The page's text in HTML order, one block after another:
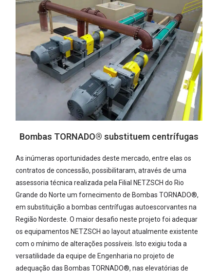
Bombas TORNADO® substituem centrífugas
As inúmeras oportunidades deste mercado, entre elas os
contratos de concessão, possibilitaram, através de uma
assessoria técnica realizada pela Filial NETZSCH do Rio
Grande do Norte um fornecimento de Bombas TORNADO®,
em substituição a bombas centrífugas autoescorvantes na
Região Nordeste. O maior desafio neste projeto foi adequar
os equipamentos NETZSCH ao layout atualmente existente
com o mínimo de alterações possíveis. Isto exigiu toda a
versatilidade da equipe de Engenharia no projeto de
adequação das Bombas TORNADO®, nas elevatórias de